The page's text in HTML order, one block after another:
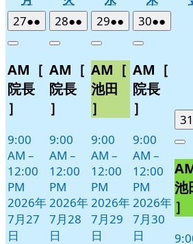
曜
日
曜
日
曜
日
曜
日
272026
年
月
27
日
●●
件
イ
ベ
ト)
Close
AM［
院長
］
9:00
AM –
12:00
PM
2026年
7月27
日
282026
年
月
28
日
●●
件
イ
ベ
ト)
Close
AM［
院長
］
9:00
AM –
12:00
PM
2026年
7月28
日
292026
年
月
29
日
●●
件
イ
ベ
ト)
Close
AM［
池田
］
9:00
AM –
12:00
PM
2026年
7月29
日
302026
年
月
30
日
●●
件
イ
Close
AM［
院長
］
9:00
AM –
12:00
PM
2026年
7月30
日
31
池
］